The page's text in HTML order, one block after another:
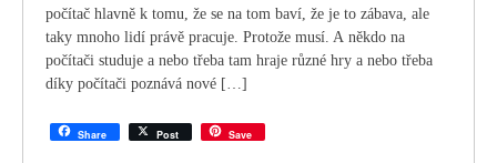
počítač hlavně k tomu, že se na tom baví, že je to zábava, ale
taky mnoho lidí právě pracuje. Protože musí. A někdo na
počítači studuje a nebo třeba tam hraje různé hry a nebo třeba
díky počítači poznává nové […]
Share Post Save